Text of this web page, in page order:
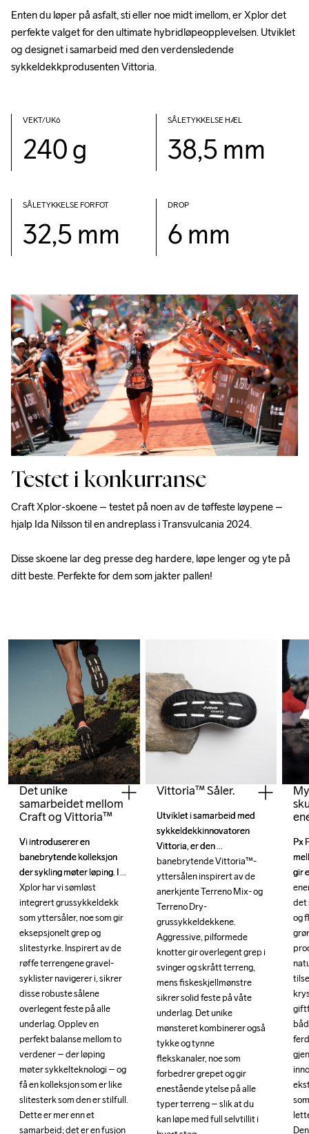
Enten du løper på asfalt, sti eller noe midt imellom, er Xplor det
perfekte valget for den ultimate hybridløpeopplevelsen. Utviklet
og designet i samarbeid med den verdensledende
sykkeldekkprodusenten Vittoria.
VEKT/UK6
240 g
SÅLETYKKELSE HÆL
38,5 mm
SÅLETYKKELSE FORFOT
32,5 mm
DROP
6 mm
Testet i konkurranse
Craft Xplor-skoene – testet på noen av de tøffeste løypene –
hjalp Ida Nilsson til en andreplass i Transvulcania 2024.
Disse skoene lar deg presse deg hardere, løpe lenger og yte på
ditt beste. Perfekte for dem som jakter pallen!
Det unike
samarbeidet mellom
Craft og Vittoria™
Vi introduserer en
banebrytende kolleksjon
der sykling møter løping. I
Xplor har vi sømløst
integrert grussykkeldekk
som yttersåler, noe som gir
eksepsjonelt grep og
slitestyrke. Inspirert av de
røffe terrengene gravel-
syklister navigerer i, sikrer
disse robuste sålene
overlegent feste på alle
underlag. Opplev en
perfekt balanse mellom to
verdener – der løping
møter sykkelteknologi – og
få en kolleksjon som er like
slitesterk som den er stilfull.
Dette er mer enn et
samarbeid; det er en fusjon
Vi introduserer en
banebrytende kolleksjon
der sykling møter løping. I
Xplor har vi sømløst
integrert grussykkeldekk
som yttersåler, noe som gir
eksepsjonelt grep og
slitestyrke. Inspirert av de
røffe terrengene gravel-
syklister navigerer i, sikrer
disse robuste sålene
overlegent feste på alle
underlag. Opplev en
perfekt balanse mellom to
verdener – der løping
møter sykkelteknologi – og
få en kolleksjon som er like
slitesterk som den er stilfull.
Dette er mer enn et
samarbeid; det er en fusjon
Vittoria™ Såler.
Utviklet i samarbeid med
sykkeldekkinnovatoren
Vittoria, er den
banebrytende Vittoria™-
yttersålen inspirert av de
anerkjente Terreno Mix- og
Terreno Dry-
grussykkeldekkene.
Aggressive, pilformede
knotter gir overlegent grep i
svinger og skrått terreng,
mens fiskeskjellmønstre
sikrer solid feste på våte
underlag. Det unike
mønsteret kombinerer også
tykke og tynne
flekskanaler, noe som
forbedrer grepet og gir
enestående ytelse på alle
typer terreng – slik at du
kan løpe med full selvtillit i
Utviklet i samarbeid med
sykkeldekkinnovatoren
Vittoria, er den
banebrytende Vittoria™-
yttersålen inspirert av de
anerkjente Terreno Mix- og
Terreno Dry-
grussykkeldekkene.
Aggressive, pilformede
knotter gir overlegent grep i
svinger og skrått terreng,
mens fiskeskjellmønstre
sikrer solid feste på våte
underlag. Det unike
mønsteret kombinerer også
tykke og tynne
flekskanaler, noe som
forbedrer grepet og gir
enestående ytelse på alle
typer terreng – slik at du
kan løpe med full selvtillit i
Px
gir
det
og
Px
gir
det
og